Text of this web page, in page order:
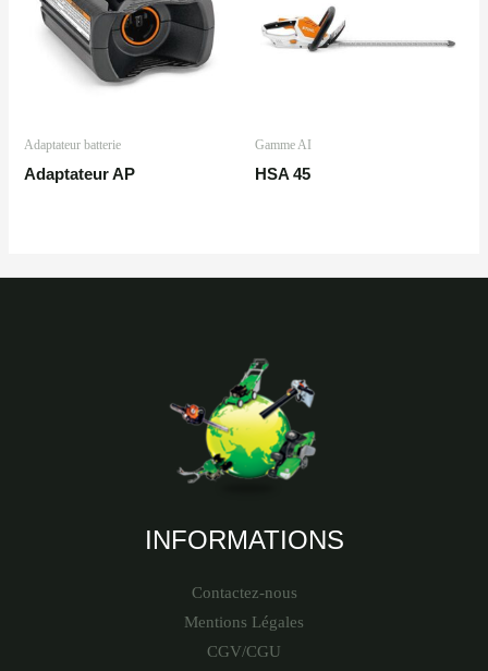
Adaptateur batterie
Adaptateur AP
Gamme AI
HSA 45
INFORMATIONS
Contactez-nous
Mentions Légales
CGV/CGU